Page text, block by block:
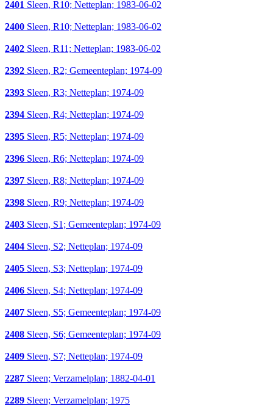
2401 Sleen, R10; Netteplan; 1983-06-02
2400 Sleen, R10; Netteplan; 1983-06-02
2402 Sleen, R11; Netteplan; 1983-06-02
2392 Sleen, R2; Gemeenteplan; 1974-09
2393 Sleen, R3; Netteplan; 1974-09
2394 Sleen, R4; Netteplan; 1974-09
2395 Sleen, R5; Netteplan; 1974-09
2396 Sleen, R6; Netteplan; 1974-09
2397 Sleen, R8; Netteplan; 1974-09
2398 Sleen, R9; Netteplan; 1974-09
2403 Sleen, S1; Gemeenteplan; 1974-09
2404 Sleen, S2; Netteplan; 1974-09
2405 Sleen, S3; Netteplan; 1974-09
2406 Sleen, S4; Netteplan; 1974-09
2407 Sleen, S5; Gemeenteplan; 1974-09
2408 Sleen, S6; Gemeenteplan; 1974-09
2409 Sleen, S7; Netteplan; 1974-09
2287 Sleen; Verzamelplan; 1882-04-01
2289 Sleen; Verzamelplan; 1975